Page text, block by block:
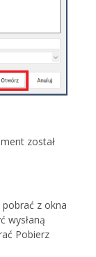
został
z okna
wysłaną
Pobierz